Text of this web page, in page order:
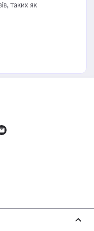
таких як